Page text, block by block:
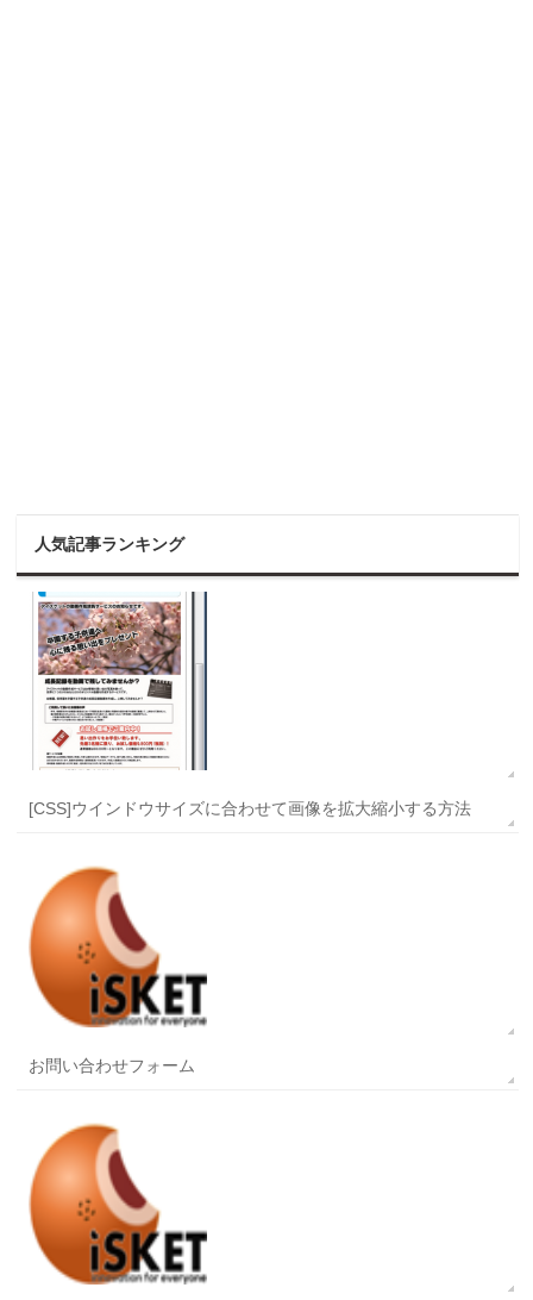
人気記事ランキング
[CSS]ウインドウサイズに合わせて画像を拡大縮小する方法
お問い合わせフォーム